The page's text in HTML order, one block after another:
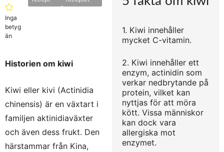
1. Kiwi innehåller
mycket C-vitamin.
2. Kiwi innehåller ett
enzym, actinidin som
verkar nedbrytande på
protein, vilket kan
nyttjas för att möra
kött. Vissa människor
kan dock vara
allergiska mot
enzymet.
Inga
betyg
än
Historien om kiwi
Kiwi eller kivi (Actinidia
chinensis) är en växtart i
familjen aktinidiaväxter
och även dess frukt. Den
härstammar från Kina,